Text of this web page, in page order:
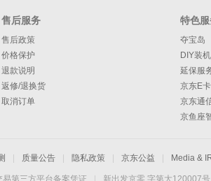
售后服务
售后政策
价格保护
退款说明
返修/退换货
取消订单
特色
夺宝岛
DIY装机
延保服
京东E卡
京东通
京鱼座
质量公告 隐私政策 京东公益 Media &
易第三方平台备案凭证 新出发京零 字第大120007号